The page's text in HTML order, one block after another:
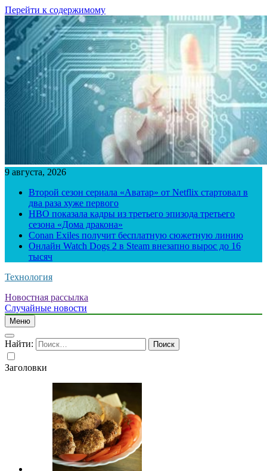
Перейти к содержимому
9 августа, 2026
Второй сезон сериала «Аватар» от Netflix стартовал в
два раза хуже первого
HBO показала кадры из третьего эпизода третьего
сезона «Дома дракона»
Conan Exiles получит бесплатную сюжетную линию
Онлайн Watch Dogs 2 в Steam внезапно вырос до 16
тысяч
Технология
Новостная рассылка
Случайные новости
Меню
Найти:
Заголовки